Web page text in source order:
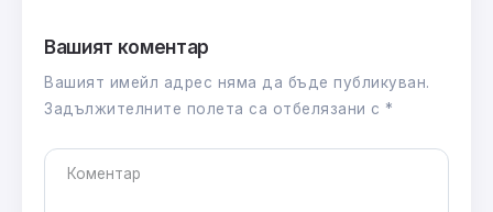
Вашият коментар
Вашият имейл адрес няма да бъде публикуван.
Задължителните полета са отбелязани с *